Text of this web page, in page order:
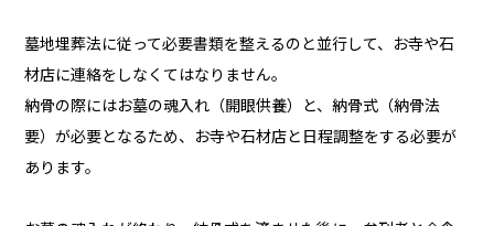
墓地埋葬法に従って必要書類を整えるのと並行して、お寺や石
材店に連絡をしなくてはなりません。
納骨の際にはお墓の魂入れ（開眼供養）と、納骨式（納骨法
要）が必要となるため、お寺や石材店と日程調整をする必要が
あります。